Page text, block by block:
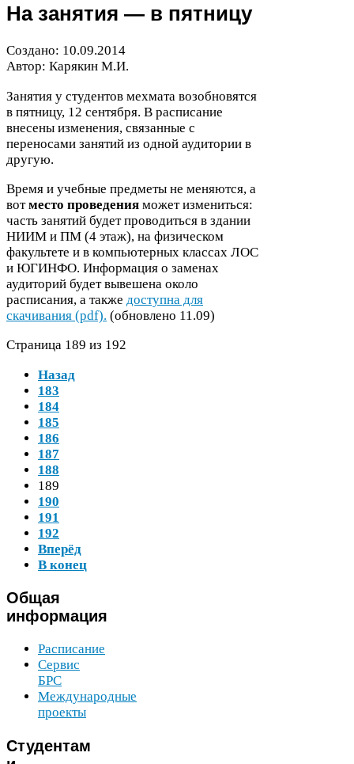
На занятия — в пятницу
Создано: 10.09.2014
Автор: Карякин М.И.
Занятия у студентов мехмата возобновятся
в пятницу, 12 сентября. В расписание
внесены изменения, связанные с
переносами занятий из одной аудитории в
другую.
Время и учебные предметы не меняются, а
вотместо проведения может измениться:
часть занятий будет проводиться в здании
НИИМ и ПМ (4 этаж), на физическом
факультете и в компьютерных классах ЛОС
и ЮГИНФО. Информация о заменах
аудиторий будет вывешена около
расписания, а также доступна для
скачивания (pdf). (обновлено 11.09)
Страница 189 из 192
Назад
183
184
185
186
187
188
189
190
191
192
Вперёд
В конец
Общая
информация
Расписание
Сервис
БРС
Международные
проекты
Студентам